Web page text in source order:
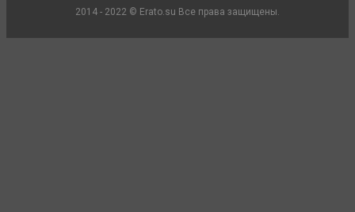
2014 - 2022 © Erato.su Все права защищены.